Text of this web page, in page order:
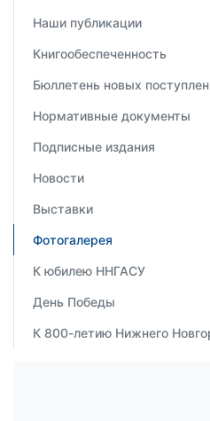
Наши публикации
Книгообеспеченность
Бюллетень новых
Нормативные документы
Подписные издания
Новости
Выставки
Фотогалерея
К юбилею ННГАСУ
День Победы
К 800-летию Нижнего